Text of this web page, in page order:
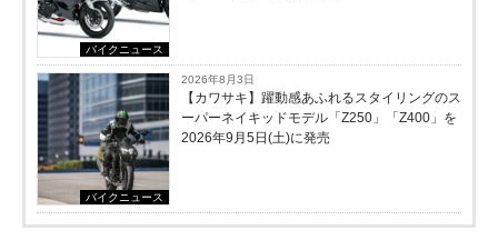
バイクニュース
バイクニュース
2026年8月3日
【カワサキ】躍動感あふれるスタイリングのス
ーパーネイキッドモデル「Z250」「Z400」を
2026年9月5日(土)に発売